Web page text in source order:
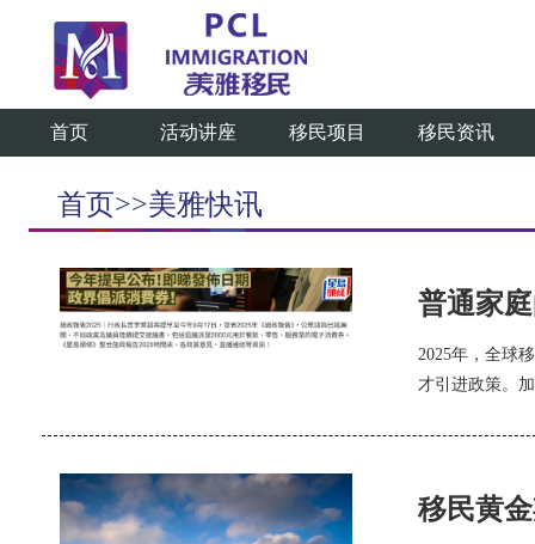
首页 活动讲座 移民项目 移民资讯
首页>>美雅快讯
普通家
2025年，全球
才引进政策。
移民黄